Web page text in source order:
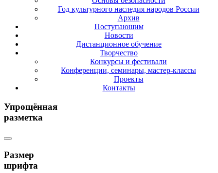
Год культурного наследия народов России
Архив
Поступающим
Новости
Дистанционное обучение
Творчество
Конкурсы и фестивали
Конференции, семинары, мастер-классы
Проекты
Контакты
Упрощённая
разметка
Размер
шрифта